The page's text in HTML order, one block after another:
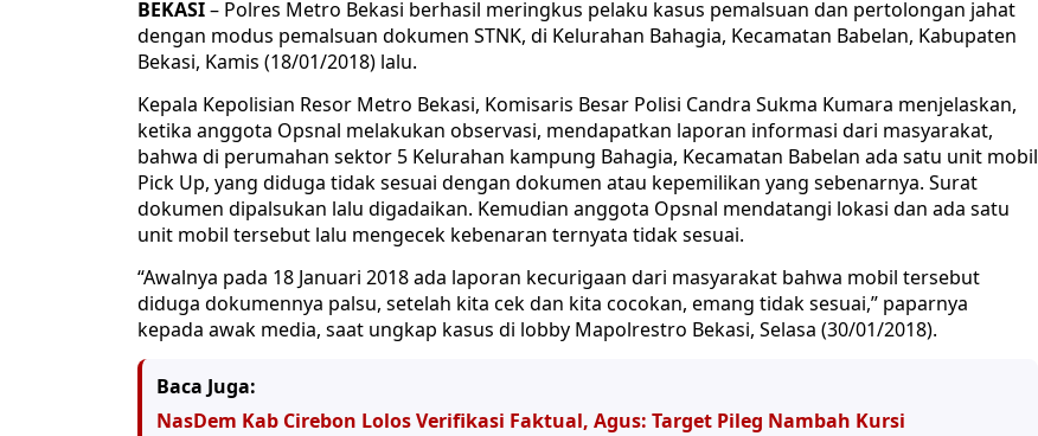
BEKASI– Polres Metro Bekasi berhasil meringkus pelaku kasus pemalsuan dan pertolongan jahat
dengan modus pemalsuan dokumen STNK, di Kelurahan Bahagia, Kecamatan Babelan, Kabupaten
Bekasi, Kamis (18/01/2018) lalu.
Kepala Kepolisian Resor Metro Bekasi, Komisaris Besar Polisi Candra Sukma Kumara menjelaskan,
ketika anggota Opsnal melakukan observasi, mendapatkan laporan informasi dari masyarakat,
bahwa di perumahan sektor 5 Kelurahan kampung Bahagia, Kecamatan Babelan ada satu unit mobil
Pick Up, yang diduga tidak sesuai dengan dokumen atau kepemilikan yang sebenarnya. Surat
dokumen dipalsukan lalu digadaikan. Kemudian anggota Opsnal mendatangi lokasi dan ada satu
unit mobil tersebut lalu mengecek kebenaran ternyata tidak sesuai.
“Awalnya pada 18 Januari 2018 ada laporan kecurigaan dari masyarakat bahwa mobil tersebut
diduga dokumennya palsu, setelah kita cek dan kita cocokan, emang tidak sesuai,” paparnya
kepada awak media, saat ungkap kasus di lobby Mapolrestro Bekasi, Selasa (30/01/2018).
Baca Juga:
NasDem Kab Cirebon Lolos Verifikasi Faktual, Agus: Target Pileg Nambah Kursi